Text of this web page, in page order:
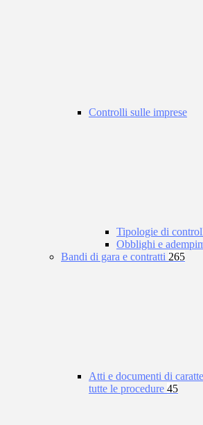
Controlli sulle imprese
Tipologie di
Obblighi e
Bandi di gara e contratti 265
Atti e documenti di
tutte le procedure 45